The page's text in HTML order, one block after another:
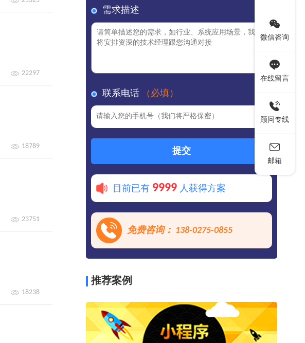
22297
18789
23751
18238
需求描述
联系电话 （必填）
提交
目前已有 9999 人获得方案
免费咨询： 138-0275-0855
推荐案例
微信咨询
在线留言
顾问专线
邮箱